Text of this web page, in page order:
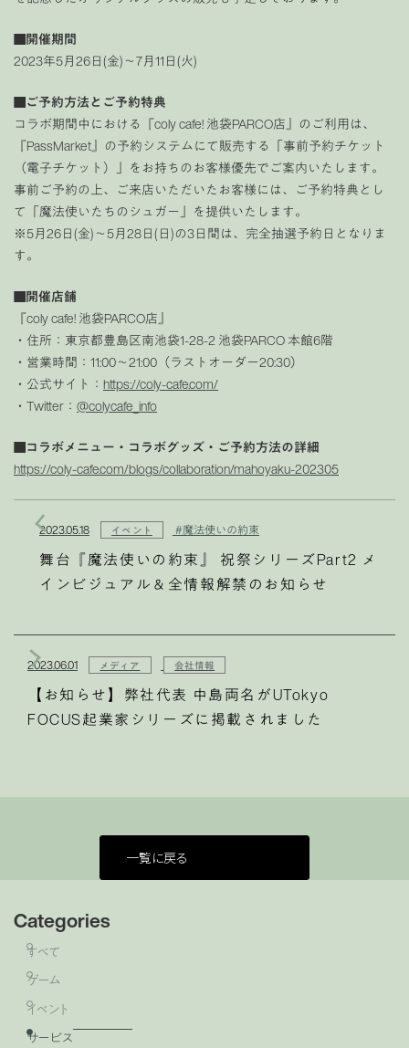
Categories
すべて
ゲーム
イベント
サービス
■開催期間
2023年5月26日(金)〜7月11日(火)
■ご予約方法とご予約特典
コラボ期間中における『coly cafe! 池袋PARCO店』のご利用は、
『PassMarket』の予約システムにて販売する「事前予約チケット
（電子チケット）」をお持ちのお客様優先でご案内いたします。
事前ご予約の上、ご来店いただいたお客様には、ご予約特典とし
て「魔法使いたちのシュガー」を提供いたします。
※5月26日(金)〜5月28日(日)の3日間は、完全抽選予約日となりま
す。
■開催店舗
『coly cafe! 池袋PARCO店』
・住所：東京都豊島区南池袋1-28-2 池袋PARCO 本館6階
・営業時間：11:00〜21:00（ラストオーダー20:30）
・公式サイト： https://coly-cafe.com/
・Twitter： @colycafe_info
■コラボメニュー・コラボグッズ・ご予約方法の詳細
https://coly-cafe.com/blogs/collaboration/mahoyaku-202305
2023.05.18 イベント #魔法使いの約束
舞台『魔法使いの約束』 祝祭シリーズPart2 メ
インビジュアル＆全情報解禁のお知らせ
2023.06.01 メディア 会社情報
【お知らせ】弊社代表 中島両名がUTokyo
FOCUS起業家シリーズに掲載されました
一覧に戻る